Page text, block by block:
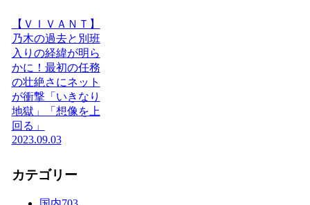
【ＶＩＶＡＮＴ】
乃木の過去と別班
入りの経緯が明ら
かに！最初の任務
の壮絶さにネット
が衝撃「いきなり
地獄」「想像を上
回る」
2023.09.03
カテゴリー